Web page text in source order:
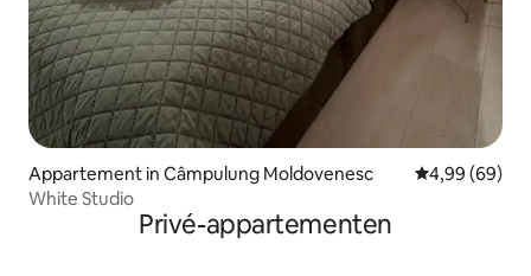
Appartement in Câmpulung Moldovenesc Gemiddelde
4,99 (69)
White Studio
Privé-appartementen